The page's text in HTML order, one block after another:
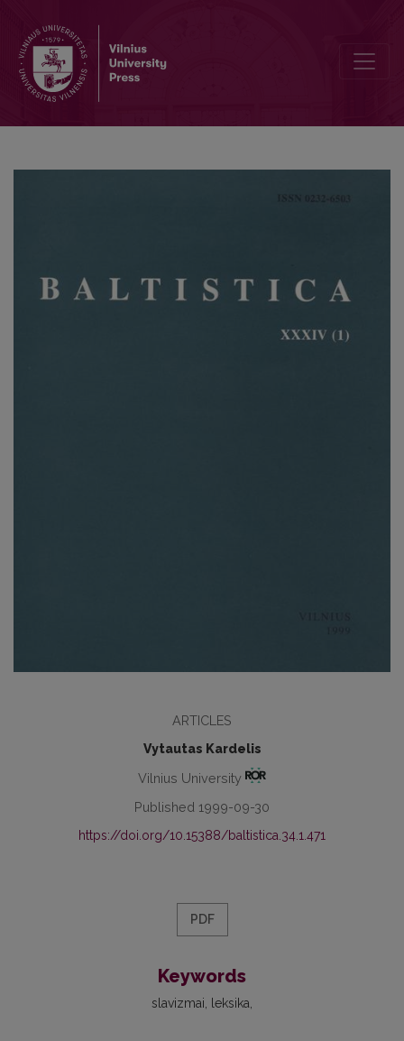
ARTICLES
Vytautas Kardelis
Vilnius University
Published 1999-09-30
https://doi.org/10.15388/baltistica.34.1.471
PDF
Keywords
slavizmai leksika